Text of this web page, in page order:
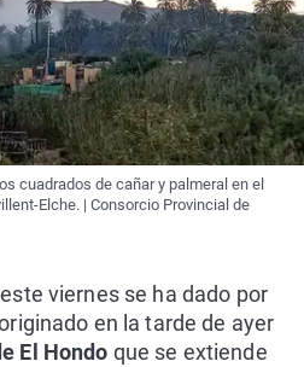
cuadrados de cañar y palmeral en el
Elche. | Consorcio Provincial de
viernes se ha dado por
en la tarde de ayer
El Hondo que se extiende